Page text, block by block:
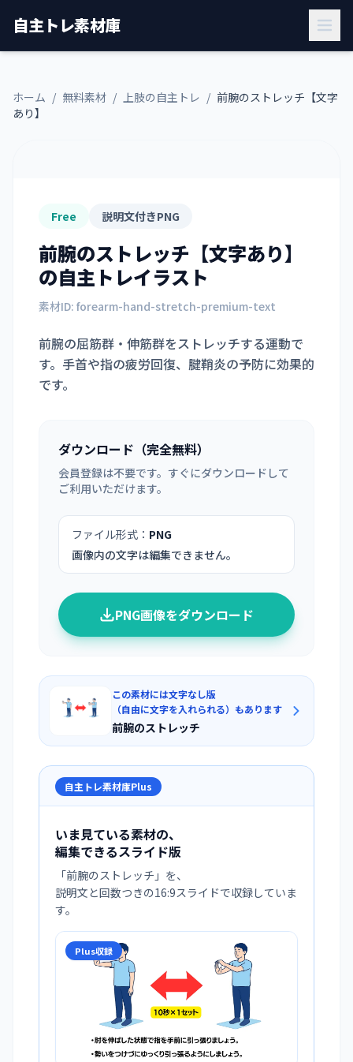
自主トレ素材庫
ホーム / 無料素材 / 上肢の自主トレ / 前腕のストレッチ【文字
あり】
Free 説明文付きPNG
前腕のストレッチ【文字あり】
の自主トレイラスト
素材ID: forearm-hand-stretch-premium-text
前腕の屈筋群・伸筋群をストレッチする運動で
す。手首や指の疲労回復、腱鞘炎の予防に効果的
です。
ダウンロード（完全無料）
会員登録は不要です。すぐにダウンロードして
ご利用いただけます。
ファイル形式： PNG
画像内の文字は編集できません。
PNG画像をダウンロード
この素材には文字なし版
（自由に文字を入れられる）もあります
前腕のストレッチ
自主トレ素材庫Plus
いま見ている素材の、
編集できるスライド版
「前腕のストレッチ 」を、
説明文と回数つきの16:9スライドで収録していま
す。
Plus収録